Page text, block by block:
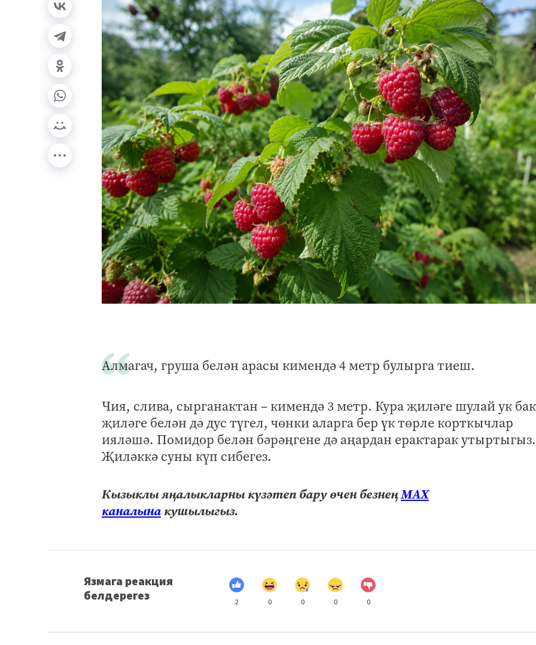
Алмагач, груша белән арасы кимендә 4 метр булырга тиеш.
Чия, слива, сырганактан – кимендә 3 метр. Кура җиләге шулай ук
җиләге белән дә дус түгел, чөнки аларга бер үк төрле корткычлар
ияләшә. Помидор белән бәрәңгене дә аңардан ерактарак утыртыгыз.
Җиләккә суны күп сибегез.
Кызыклы яңалыкларны күзәтеп бару өчен безнеңМАХ
каналына кушылыгыз.
Язмага реакция
белдерегез
2 0 0 0 0